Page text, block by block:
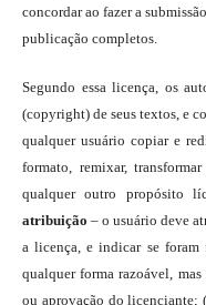
concordar ao fazer a
publicação completos.
Segundo essa licença, os
(copyright) de seus textos, e
qualquer usuário copiar e
formato, remixar,
qualquer outro propósito
atribuição – o usuário deve
a licença, e indicar se foram
qualquer forma razoável,
ou aprovação do licenciante;